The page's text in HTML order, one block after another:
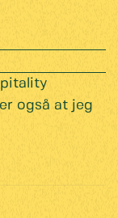
også at jeg